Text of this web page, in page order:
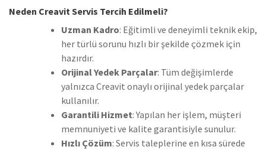
Neden Creavit Servis Tercih Edilmeli?
Uzman Kadro: Eğitimli ve deneyimli teknik ekip,
her türlü sorunu hızlı bir şekilde çözmek için
hazırdır.
Orijinal Yedek Parçalar: Tüm değişimlerde
yalnızca Creavit onaylı orijinal yedek parçalar
kullanılır.
Garantili Hizmet: Yapılan her işlem, müşteri
memnuniyeti ve kalite garantisiyle sunulur.
Hızlı Çözüm: Servis taleplerine en kısa sürede